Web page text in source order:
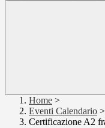
Home >
Eventi Calendario >
Certificazione A2